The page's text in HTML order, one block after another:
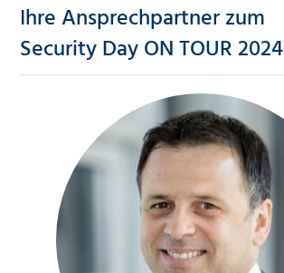
Ihre Ansprechpartner zum
Security Day ON TOUR 2024